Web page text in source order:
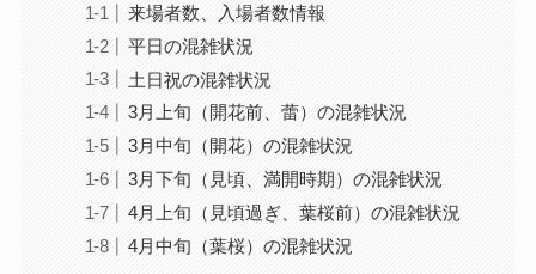
来場者数、入場者数情報
平日の混雑状況
土日祝の混雑状況
3月上旬（開花前、蕾）の混雑状況
3月中旬（開花）の混雑状況
3月下旬（見頃、満開時期）の混雑状況
4月上旬（見頃過ぎ、葉桜前）の混雑状況
4月中旬（葉桜）の混雑状況